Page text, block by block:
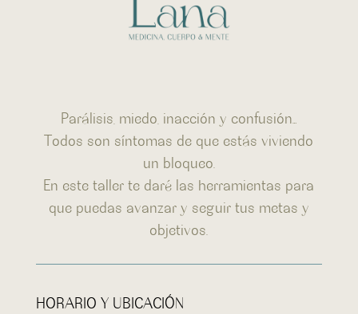
Parálisis, miedo, inacción y confusión…
Todos son síntomas de que estás viviendo
un bloqueo.
En este taller te daré las herramientas para
que puedas avanzar y seguir tus metas y
objetivos.
HORARIO Y UBICACIÓN